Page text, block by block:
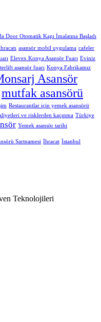
Door Otomatik Kapı İmalatına Başladı
asansör mobil uygulama cafeler
Elevex Konya Asansör Fuarı Eviniz
asansör fuarı Konya Fabrikamız
Asansör
mutfak asansörü
Restaurantlar için yemek asansörü
ve risklerden kaçınma Türkiye
Yemek asansör tarihi
Şartnamesi İhracat İstanbul
Teknolojileri